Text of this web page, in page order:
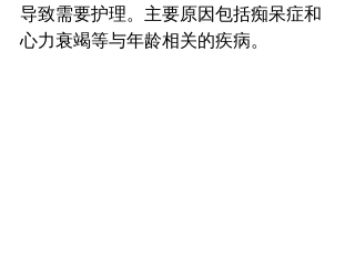
导致需要护理。主要原因包括痴呆症和
心力衰竭等与年龄相关的疾病。